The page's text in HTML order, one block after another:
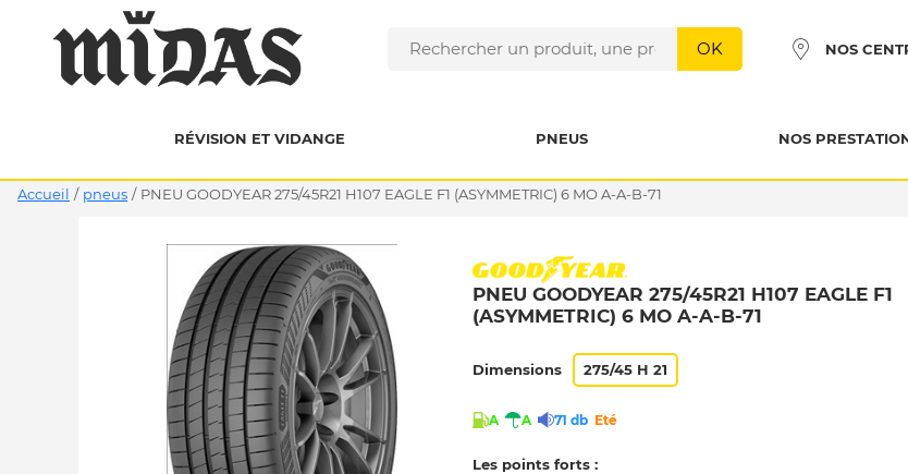
OK NOS
RÉVISION ET VIDANGE PNEUS NOS
Accueil / pneus / PNEU GOODYEAR 275/45R21 H107 EAGLE F1 (ASYMMETRIC) 6 MO A-A-B-71
PNEU GOODYEAR 275/45R21 H107 EAGLE F1
(ASYMMETRIC) 6 MO A-A-B-71
Dimensions 275/45 H 21
A A 71 db Eté
Les points forts :